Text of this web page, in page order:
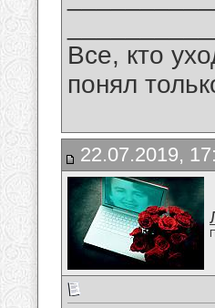
Все, кто
понял
22.07.2019,